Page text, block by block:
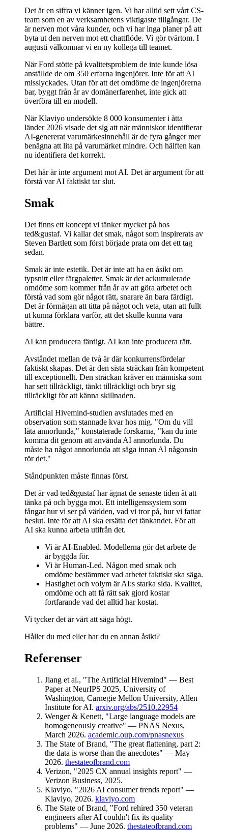
Det är en siffra vi känner igen. Vi har alltid sett vårt CS-
team som en av verksamhetens viktigaste tillgångar. De
är nerven mot våra kunder, och vi har inga planer på att
byta ut den nerven mot ett chattflöde. Vi gör tvärtom. I
augusti välkomnar vi en ny kollega till teamet.
När Ford stötte på kvalitetsproblem de inte kunde lösa
anställde de om 350 erfarna ingenjörer. Inte för att AI
misslyckades. Utan för att det omdöme de ingenjörerna
bar, byggt från år av domänerfarenhet, inte gick att
överföra till en modell.
När Klaviyo undersökte 8 000 konsumenter i åtta
länder 2026 visade det sig att när människor identifierar
AI-genererat varumärkesinnehåll är de fyra gånger mer
benägna att lita på varumärket mindre. Och hälften kan
nu identifiera det korrekt.
Det här är inte argument mot AI. Det är argument för att
förstå var AI faktiskt tar slut.
Smak
Det finns ett koncept vi tänker mycket på hos
ted&gustaf. Vi kallar det smak, något som inspirerats av
Steven Bartlett som först började prata om det ett tag
sedan.
Smak är inte estetik. Det är inte att ha en åsikt om
typsnitt eller färgpaletter. Smak är det ackumulerade
omdöme som kommer från år av att göra arbetet och
förstå vad som gör något rätt, snarare än bara färdigt.
Det är förmågan att titta på något och veta, utan att fullt
ut kunna förklara varför, att det skulle kunna vara
bättre.
AI kan producera färdigt. AI kan inte producera rätt.
Avståndet mellan de två är där konkurrensfördelar
faktiskt skapas. Det är den sista sträckan från kompetent
till exceptionellt. Den sträckan kräver en människa som
har sett tillräckligt, tänkt tillräckligt och bryr sig
tillräckligt för att känna skillnaden.
Artificial Hivemind-studien avslutades med en
observation som stannade kvar hos mig. "Om du vill
låta annorlunda," konstaterade forskarna, "kan du inte
komma dit genom att använda AI annorlunda. Du
måste ha något annorlunda att säga innan AI någonsin
rör det."
Ståndpunkten måste finnas först.
Det är vad ted&gustaf har ägnat de senaste tiden åt att
tänka på och bygga mot. Ett intelligenssystem som
fångar hur vi ser på världen, vad vi tror på, hur vi fattar
beslut. Inte för att AI ska ersätta det tänkandet. För att
AI ska kunna arbeta utifrån det.
Vi är AI-Enabled. Modellerna gör det arbete de
är byggda för.
Vi är Human-Led. Någon med smak och
omdöme bestämmer vad arbetet faktiskt ska säga.
Hastighet och volym är AI:s starka sida. Kvalitet,
omdöme och att få rätt sak gjord kostar
fortfarande vad det alltid har kostat.
Vi tycker det är värt att säga högt.
Håller du med eller har du en annan åsikt?
Referenser
Jiang et al., "The Artificial Hivemind" — Best
Paper at NeurIPS 2025, University of
Washington, Carnegie Mellon University, Allen
Institute for AI. arxiv.org/abs/2510.22954
Wenger & Kenett, "Large language models are
homogeneously creative" — PNAS Nexus,
March 2026. academic.oup.com/pnasnexus
The State of Brand, "The great flattening, part 2:
the data is worse than the anecdotes" — May
2026. thestateofbrand.com
Verizon, "2025 CX annual insights report" —
Verizon Business, 2025.
Klaviyo, "2026 AI consumer trends report" —
Klaviyo, 2026. klaviyo.com
The State of Brand, "Ford rehired 350 veteran
engineers after AI couldn't fix its quality
problems" — June 2026. thestateofbrand.com